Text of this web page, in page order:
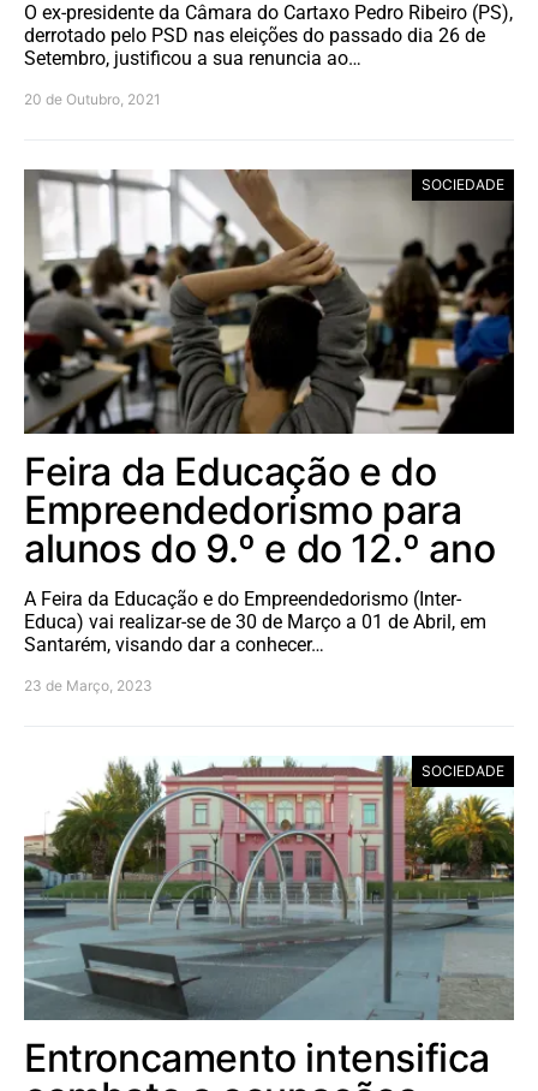
O ex-presidente da Câmara do Cartaxo Pedro Ribeiro (PS),
derrotado pelo PSD nas eleições do passado dia 26 de
Setembro, justificou a sua renuncia ao…
20 de Outubro, 2021
SOCIEDADE
Feira da Educação e do
Empreendedorismo para
alunos do 9.º e do 12.º ano
A Feira da Educação e do Empreendedorismo (Inter-
Educa) vai realizar-se de 30 de Março a 01 de Abril, em
Santarém, visando dar a conhecer…
23 de Março, 2023
SOCIEDADE
Entroncamento intensifica